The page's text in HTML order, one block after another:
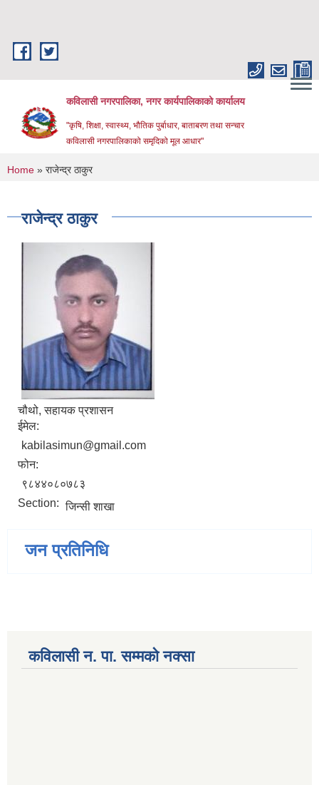
कविलासी नगरपालिका, नगर कार्यपालिकाको कार्यालय
"कृषि, शिक्षा, स्वास्थ्य, भौतिक पुर्बाधार, बाताबरण तथा सन्चार
कविलासी नगरपालिकाको समृदिको मूल आधार"
You are here
Home » राजेन्द्र ठाकुर
राजेन्द्र ठाकुर
चौथो, सहायक प्रशासन
ईमेल:
kabilasimun@gmail.com
फोन:
९८४४०८०७८३
Section: जिन्सी शाखा
जन प्रतिनिधि
कविलासी न. पा. सम्मकाे नक्सा